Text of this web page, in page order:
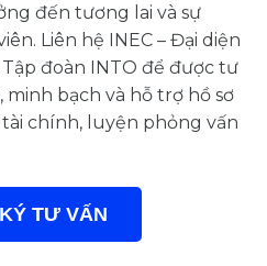
đến tương lai và sự
Liên hệ INEC – Đại diện
đoàn INTO để được tư
bạch và hỗ trợ hồ sơ
chính, luyện phỏng vấn
TƯ VẤN